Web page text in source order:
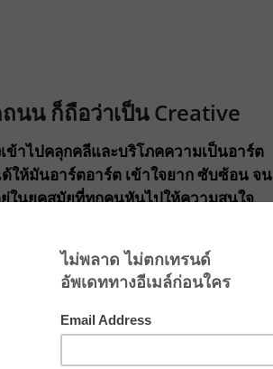
นน ก็ถือว่าเป็น Creative
ข้าไปคลุกคลีและบริโภคความเป็นอาร์ต
ให้มันอาร์ตอาร์ต เข้าใจยาก ซับซ้อน จน
ยู่ในยุคสมัยที่ทุกคนหันไปให้ความสนใจ
ม มีความเป็นตัวของตัวเอง และสื่อสาร
ำให้ใครหลายคนไม่เข้าใจคำว่า
เป็นครีเอทีฟเหล่านั้นออกมาใช้งานได้
ม้เว้นแม้กระทั่งในตัวพวกเราทุกคนเอง
สิ้น หากคนกวาดถนนไม่ใช้ความคิด